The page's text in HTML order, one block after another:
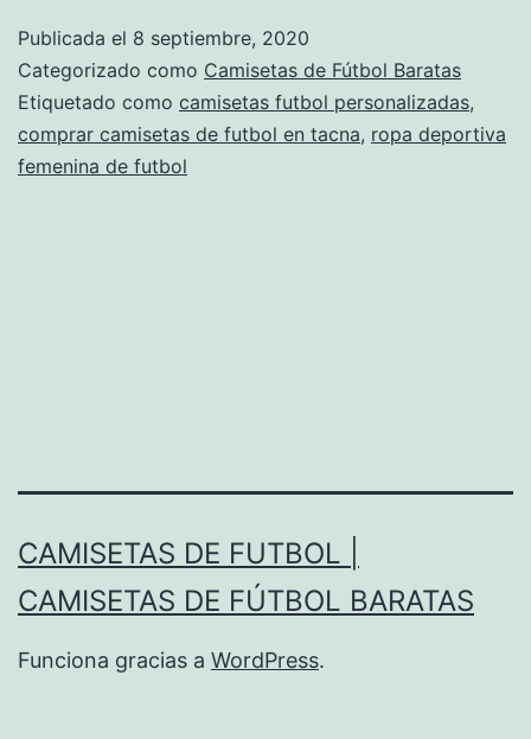
Publicada el 8 septiembre, 2020
Categorizado como Camisetas de Fútbol Baratas
Etiquetado como camisetas futbol personalizadas,
comprar camisetas de futbol en tacna, ropa deportiva
femenina de futbol
CAMISETAS DE FUTBOL |
CAMISETAS DE FÚTBOL BARATAS
Funciona gracias a WordPress.